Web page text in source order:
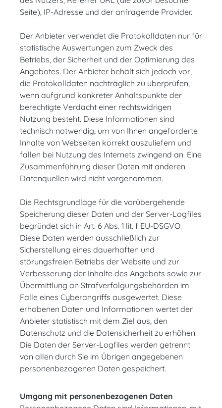
Seite), IP-Adresse und der anfragende Provider.
Der Anbieter verwendet die Protokolldaten nur für
statistische Auswertungen zum Zweck des
Betriebs, der Sicherheit und der Optimierung des
Angebotes. Der Anbieter behält sich jedoch vor,
die Protokolldaten nachträglich zu überprüfen,
wenn aufgrund konkreter Anhaltspunkte der
berechtigte Verdacht einer rechtswidrigen
Nutzung besteht. Diese Informationen sind
technisch notwendig, um von Ihnen angeforderte
Inhalte von Webseiten korrekt auszuliefern und
fallen bei Nutzung des Internets zwingend an. Eine
Zusammenführung dieser Daten mit anderen
Datenquellen wird nicht vorgenommen.
Die Rechtsgrundlage für die vorübergehende
Speicherung dieser Daten und der Server-Logfiles
begründet sich in Art. 6 Abs. 1 lit. f EU-DSGVO.
Diese Daten werden ausschließlich zur
Sicherstellung eines dauerhaften und
störungsfreien Betriebs der Website und zur
Verbesserung der Inhalte des Angebots sowie zur
Übermittlung an Strafverfolgungsbehörden im
Falle eines Cyberangriffs ausgewertet. Diese
erhobenen Daten und Informationen wertet der
Anbieter statistisch mit dem Ziel aus, den
Datenschutz und die Datensicherheit zu erhöhen.
Die Daten der Server-Logfiles werden getrennt
von allen durch Sie im Übrigen angegebenen
personenbezogenen Daten gespeichert.
Umgang mit personenbezogenen Daten